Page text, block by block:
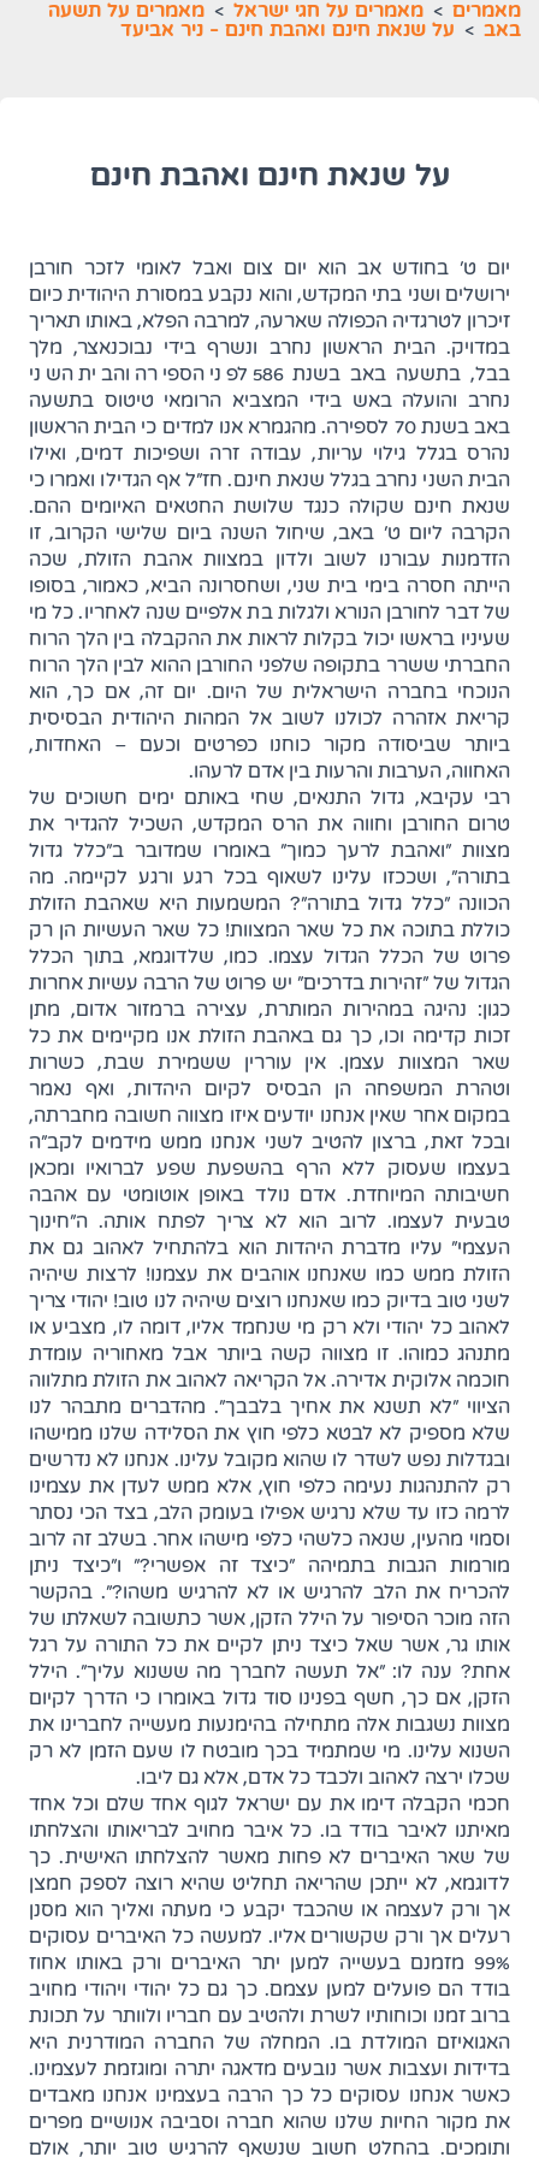
מאמרים > מאמרים על חגי ישראל > מאמרים על תשעה
באב > על שנאת חינם ואהבת חינם - ניר אביעד
על שנאת חינם ואהבת חינם
יום ט' בחודש אב הוא יום צום ואבל לאומי לזכר חורבן
ירושלים ושני בתי המקדש, והוא נקבע במסורת היהודית כיום
זיכרון לטרגדיה הכפולה שארעה, למרבה הפלא, באותו תאריך
במדויק. הבית הראשון נחרב ונשרף בידי נבוכנאצר, מלך
בבל, בתשעה באב בשנת 586 לפני הספירה והבית השני
נחרב והועלה באש בידי המצביא הרומאי טיטוס בתשעה
באב בשנת 70 לספירה. מהגמרא אנו למדים כי הבית הראשון
נהרס בגלל גילוי עריות, עבודה זרה ושפיכות דמים, ואילו
הבית השני נחרב בגלל שנאת חינם. חז"ל אף הגדילו ואמרו כי
שנאת חינם שקולה כנגד שלושת החטאים האיומים ההם.
הקרבה ליום ט' באב, שיחול השנה ביום שלישי הקרוב, זו
הזדמנות עבורנו לשוב ולדון במצוות אהבת הזולת, שכה
הייתה חסרה בימי בית שני, ושחסרונה הביא, כאמור, בסופו
של דבר לחורבן הנורא ולגלות בת אלפיים שנה לאחריו. כל מי
שעיניו בראשו יכול בקלות לראות את ההקבלה בין הלך הרוח
החברתי ששרר בתקופה שלפני החורבן ההוא לבין הלך הרוח
הנוכחי בחברה הישראלית של היום. יום זה, אם כך, הוא
קריאת אזהרה לכולנו לשוב אל המהות היהודית הבסיסית
ביותר שביסודה מקור כוחנו כפרטים וכעם – האחדות,
האחווה, הערבות והרעות בין אדם לרעהו.
רבי עקיבא, גדול התנאים, שחי באותם ימים חשוכים של
טרום החורבן וחווה את הרס המקדש, השכיל להגדיר את
מצוות "ואהבת לרעך כמוך" באומרו שמדובר ב"כלל גדול
בתורה", ושככזו עלינו לשאוף בכל רגע ורגע לקיימה. מה
הכוונה "כלל גדול בתורה"? המשמעות היא שאהבת הזולת
כוללת בתוכה את כל שאר המצוות! כל שאר העשיות הן רק
פרוט של הכלל הגדול עצמו. כמו, שלדוגמא, בתוך הכלל
הגדול של "זהירות בדרכים" יש פרוט של הרבה עשיות אחרות
כגון: נהיגה במהירות המותרת, עצירה ברמזור אדום, מתן
זכות קדימה וכו, כך גם באהבת הזולת אנו מקיימים את כל
שאר המצוות עצמן. אין עוררין ששמירת שבת, כשרות
וטהרת המשפחה הן הבסיס לקיום היהדות, ואף נאמר
במקום אחר שאין אנחנו יודעים איזו מצווה חשובה מחברתה,
ובכל זאת, ברצון להטיב לשני אנחנו ממש מידמים לקב"ה
בעצמו שעסוק ללא הרף בהשפעת שפע לברואיו ומכאן
חשיבותה המיוחדת. אדם נולד באופן אוטומטי עם אהבה
טבעית לעצמו. לרוב הוא לא צריך לפתח אותה. ה"חינוך
העצמי" עליו מדברת היהדות הוא בלהתחיל לאהוב גם את
הזולת ממש כמו שאנחנו אוהבים את עצמנו! לרצות שיהיה
לשני טוב בדיוק כמו שאנחנו רוצים שיהיה לנו טוב! יהודי צריך
לאהוב כל יהודי ולא רק מי שנחמד אליו, דומה לו, מצביע או
מתנהג כמוהו. זו מצווה קשה ביותר אבל מאחוריה עומדת
חוכמה אלוקית אדירה. אל הקריאה לאהוב את הזולת מתלווה
הציווי "לא תשנא את אחיך בלבבך". מהדברים מתבהר לנו
שלא מספיק לא לבטא כלפי חוץ את הסלידה שלנו ממישהו
ובגדלות נפש לשדר לו שהוא מקובל עלינו. אנחנו לא נדרשים
רק להתנהגות נעימה כלפי חוץ, אלא ממש לעדן את עצמינו
לרמה כזו עד שלא נרגיש אפילו בעומק הלב, בצד הכי נסתר
וסמוי מהעין, שנאה כלשהי כלפי מישהו אחר. בשלב זה לרוב
מורמות הגבות בתמיהה "כיצד זה אפשרי?" ו"כיצד ניתן
להכריח את הלב להרגיש או לא להרגיש משהו?". בהקשר
הזה מוכר הסיפור על הילל הזקן, אשר כתשובה לשאלתו של
אותו גר, אשר שאל כיצד ניתן לקיים את כל התורה על רגל
אחת? ענה לו: "אל תעשה לחברך מה ששנוא עליך". הילל
הזקן, אם כך, חשף בפנינו סוד גדול באומרו כי הדרך לקיום
מצוות נשגבות אלה מתחילה בהימנעות מעשייה לחברינו את
השנוא עלינו. מי שמתמיד בכך מובטח לו שעם הזמן לא רק
שכלו ירצה לאהוב ולכבד כל אדם, אלא גם ליבו.
חכמי הקבלה דימו את עם ישראל לגוף אחד שלם וכל אחד
מאיתנו לאיבר בודד בו. כל איבר מחויב לבריאותו והצלחתו
של שאר האיברים לא פחות מאשר להצלחתו האישית. כך
לדוגמא, לא ייתכן שהריאה תחליט שהיא רוצה לספק חמצן
אך ורק לעצמה או שהכבד יקבע כי מעתה ואליך הוא מסנן
רעלים אך ורק שקשורים אליו. למעשה כל האיברים עסוקים
99% מזמנם בעשייה למען יתר האיברים ורק באותו אחוז
בודד הם פועלים למען עצמם. כך גם כל יהודי ויהודי מחויב
ברוב זמנו וכוחותיו לשרת ולהטיב עם חבריו ולוותר על תכונת
האגואיזם המולדת בו. המחלה של החברה המודרנית היא
בדידות ועצבות אשר נובעים מדאגה יתרה ומוגזמת לעצמינו.
כאשר אנחנו עסוקים כל כך הרבה בעצמינו אנחנו מאבדים
את מקור החיות שלנו שהוא חברה וסביבה אנושיים מפרים
ותומכים. בהחלט חשוב שנשאף להרגיש טוב יותר, אולם